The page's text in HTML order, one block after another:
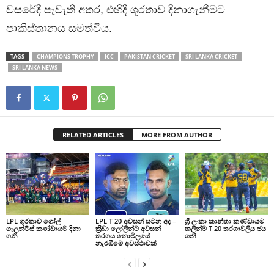
වසරේදී පැවැති අතර, එහිදී ශූරතාව දිනාගැනීමට
පාකිස්තානය සමත්විය.
TAGS CHAMPIONS TROPHY ICC PAKISTAN CRICKET
SRI LANKA CRICKET
SRI LANKA NEWS
RELATED ARTICLES MORE FROM AUTHOR
LPL ශූරතාව ගෝල්
ගැලන්ට්ස් කණ්ඩායම දිනා
ගනී
LPL T 20 අවසන් සටන අද –
ක්‍රීඩා ලෝලීන්ට අවසන්
තරගය නොමිලයේ
නැරඹීමේ අවස්ථාවක්
ශ්‍රී ලංකා කාන්තා කණ්ඩායම
කලින්ම T 20 තරගාවලිය ජය
ගනී